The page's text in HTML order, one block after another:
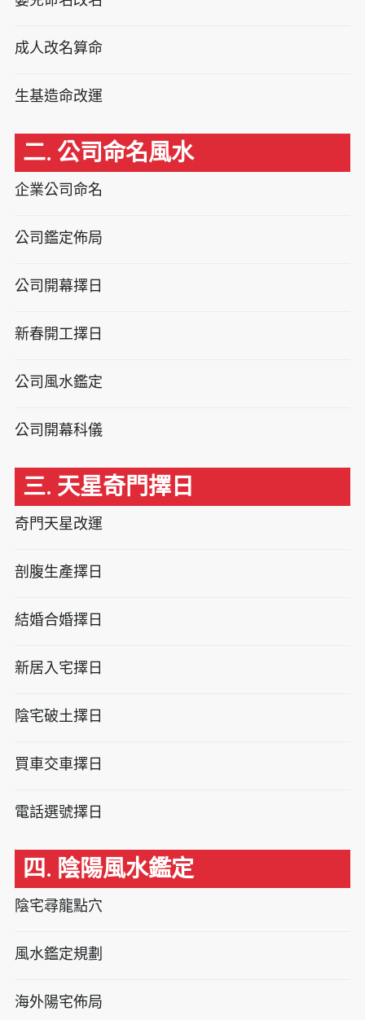
成人改名算命
生基造命改運
二. 公司命名風水
企業公司命名
公司鑑定佈局
公司開幕擇日
新春開工擇日
公司風水鑑定
公司開幕科儀
三. 天星奇門擇日
奇門天星改運
剖腹生產擇日
結婚合婚擇日
新居入宅擇日
陰宅破土擇日
買車交車擇日
電話選號擇日
四. 陰陽風水鑑定
陰宅尋龍點穴
風水鑑定規劃
海外陽宅佈局